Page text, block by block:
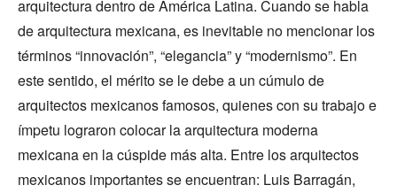
arquitectura dentro de América Latina. Cuando se habla
de arquitectura mexicana, es inevitable no mencionar los
términos “innovación”, “elegancia” y “modernismo”. En
este sentido, el mérito se le debe a un cúmulo de
arquitectos mexicanos famosos, quienes con su trabajo e
ímpetu lograron colocar la arquitectura moderna
mexicana en la cúspide más alta. Entre los arquitectos
mexicanos importantes se encuentran: Luis Barragán,